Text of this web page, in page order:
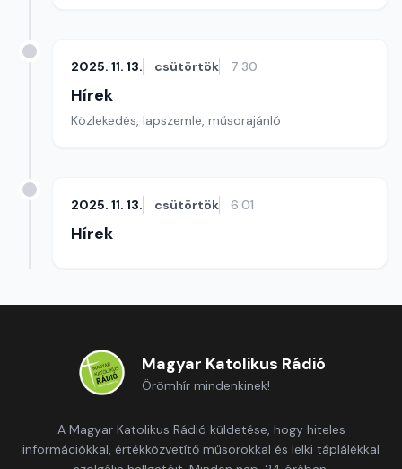
2025. 11. 13. csütörtök 7:30
Hírek
Közlekedés, lapszemle, műsorajánló
2025. 11. 13. csütörtök 6:01
Hírek
Magyar Katolikus Rádió
Örömhír mindenkinek!
A Magyar Katolikus Rádió küldetése, hogy hiteles
információkkal, értékközvetítő műsorokkal és lelki táplálékkal